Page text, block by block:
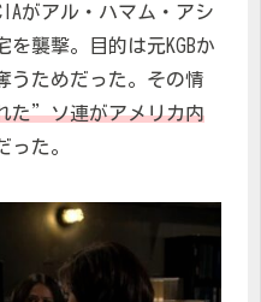
がアル・ハマム・アシ
襲撃。目的は元KGBか
うためだった。その情
た”ソ連がアメリカ内
った。